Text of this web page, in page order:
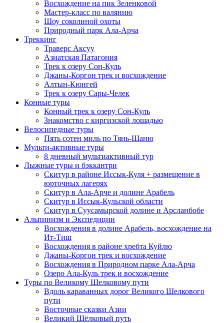
Восхождение на пик Зеленковой
Мастер-класс по валянию
Шоу соколиной охоты
Природный парк Ала-Арча
Треккинг
Траверс Аксуу
Азиатская Патагония
Трек к озеру Сон-Куль
Джаны-Коргон трек и восхождение
Алтын-Кюнгей
Трек к озеру Сары-Челек
Конные туры
Конный трек к озеру Сон-Куль
Знакомство с киргизской лошадью
Велосипедные туры
Пять сотен миль по Тянь-Шаню
Мульти-активные туры
8 дневный мультиактивный тур
Лыжные туры и бэккантри
Скитур в районе Иссык-Куля + размещение в
юрточных лагерях
Скитур в Ала-Арче и долине Арабель
Скитур в Иссык-Кульской области
Скитур в Суусамырской долине и Арсланбобе
Альпинизм и Экспедиции
Восхождения в долине Арабель, восхождение на
Ит-Тиш
Восхождения в районе хребта Куйлю
Джаны-Коргон трек и восхождение
Восхождения в Природном парке Ала-Арча
Озеро Ала-Куль трек и восхождение
Туры по Великому Шелковому пути
Вдоль караванных дорог Великого Шелкового
пути
Восточные сказки Азии
Великий Шёлковый путь